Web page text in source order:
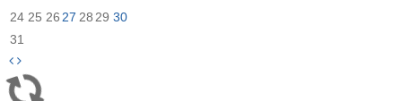
24 25 2627 2829 30
31